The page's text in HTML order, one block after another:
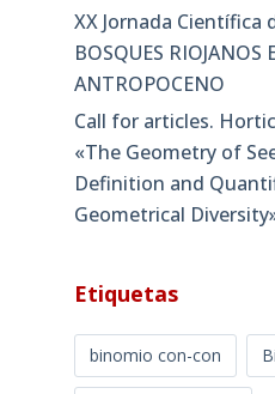
XX Jornada Científica
BOSQUES RIOJANOS
ANTROPOCENO
Call for articles.
«The Geometry of
Definition and
Geometrical
Etiquetas
binomio con-con